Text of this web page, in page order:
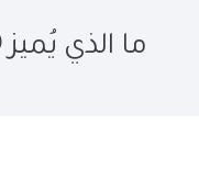
ما الذي يُميز XO؟